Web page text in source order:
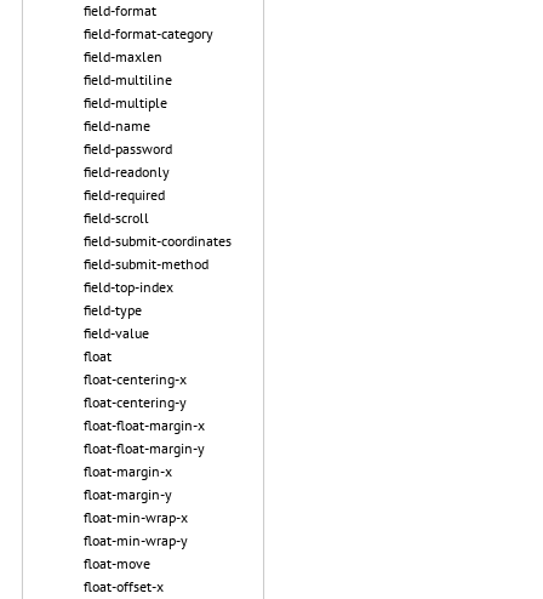
field-format
field-format-category
field-maxlen
field-multiline
field-multiple
field-name
field-password
field-readonly
field-required
field-scroll
field-submit-coordinates
field-submit-method
field-top-index
field-type
field-value
float
float-centering-x
float-centering-y
float-float-margin-x
float-float-margin-y
float-margin-x
float-margin-y
float-min-wrap-x
float-min-wrap-y
float-move
float-offset-x